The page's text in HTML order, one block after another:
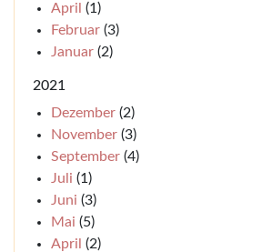
April (1)
Februar (3)
Januar (2)
2021
Dezember (2)
November (3)
September (4)
Juli (1)
Juni (3)
Mai (5)
April (2)